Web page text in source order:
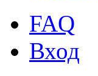
FAQ
Вход